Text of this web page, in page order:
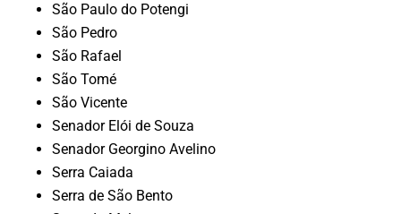
São Paulo do Potengi
São Pedro
São Rafael
São Tomé
São Vicente
Senador Elói de Souza
Senador Georgino Avelino
Serra Caiada
Serra de São Bento